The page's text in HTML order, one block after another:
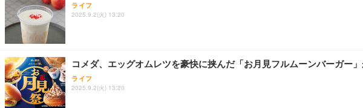
ライフ
2025.9.2(火) 13:20
コメダ、エッグオムレツを豪快に挟んだ「お月見フルムーンバーガー
ライフ
2025.9.2(火) 13:20